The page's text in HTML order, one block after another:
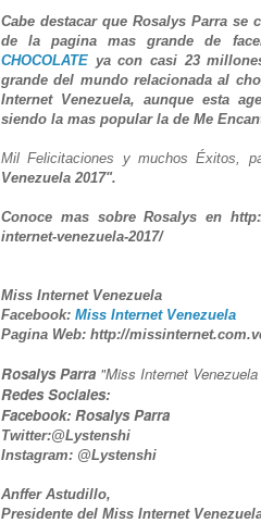
Cabe destacar que Rosalys Parra se
de la pagina mas grande de
CHOCOLATE ya con casi 23
grande del mundo relacionada al
Internet Venezuela, aunque esta
siendo la mas popular la de Me
Mil Felicitaciones y muchos Éxitos,
Venezuela 2017".
Conoce mas sobre Rosalys en
internet-venezuela-2017/
Miss Internet Venezuela
Facebook: Miss Internet Venezuela
Pagina Web: http://
Rosalys Parra "Miss Internet
Redes Sociales:
Facebook: Rosalys Parra
Twitter:@Lystenshi
Instagram: @Lystenshi
Anffer Astudillo,
Presidente del Miss Internet